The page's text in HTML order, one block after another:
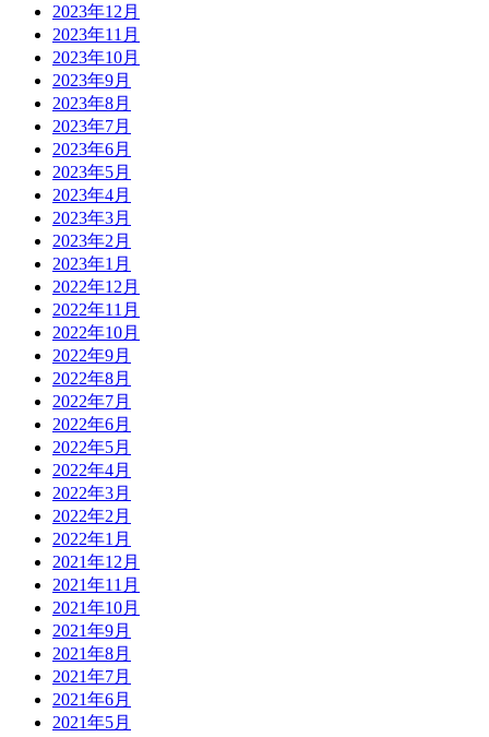
2023年12月
2023年11月
2023年10月
2023年9月
2023年8月
2023年7月
2023年6月
2023年5月
2023年4月
2023年3月
2023年2月
2023年1月
2022年12月
2022年11月
2022年10月
2022年9月
2022年8月
2022年7月
2022年6月
2022年5月
2022年4月
2022年3月
2022年2月
2022年1月
2021年12月
2021年11月
2021年10月
2021年9月
2021年8月
2021年7月
2021年6月
2021年5月